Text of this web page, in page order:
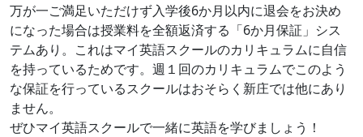
万が一ご満足いただけず入学後6か月以内に退会をお決め
になった場合は授業料を全額返済する「6か月保証」シス
テムあり。これはマイ英語スクールのカリキュラムに自信
を持っているためです。週１回のカリキュラムでこのよう
な保証を行っているスクールはおそらく新庄では他にあり
ません。
ぜひマイ英語スクールで一緒に英語を学びましょう！